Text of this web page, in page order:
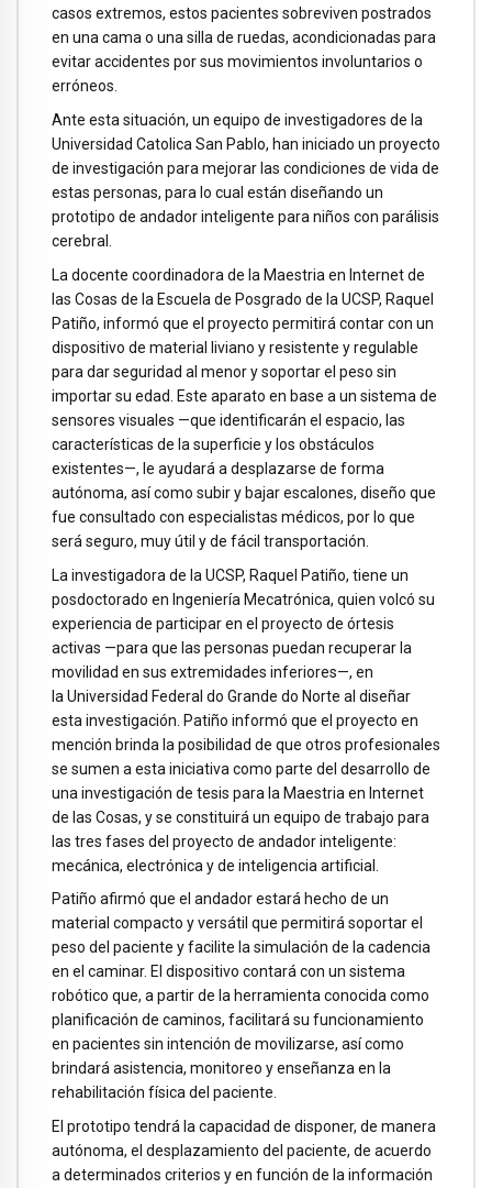
casos extremos, estos pacientes sobreviven postrados
en una cama o una silla de ruedas, acondicionadas para
evitar accidentes por sus movimientos involuntarios o
erróneos.
Ante esta situación, un equipo de investigadores de la
Universidad Catolica San Pablo, han iniciado un proyecto
de investigación para mejorar las condiciones de vida de
estas personas, para lo cual están diseñando un
prototipo de andador inteligente para niños con parálisis
cerebral.
La docente coordinadora de la Maestria en Internet de
las Cosas de la Escuela de Posgrado de la UCSP, Raquel
Patiño, informó que el proyecto permitirá contar con un
dispositivo de material liviano y resistente y regulable
para dar seguridad al menor y soportar el peso sin
importar su edad. Este aparato en base a un sistema de
sensores visuales —que identificarán el espacio, las
características de la superficie y los obstáculos
existentes—, le ayudará a desplazarse de forma
autónoma, así como subir y bajar escalones, diseño que
fue consultado con especialistas médicos, por lo que
será seguro, muy útil y de fácil transportación.
La investigadora de la UCSP, Raquel Patiño, tiene un
posdoctorado en Ingeniería Mecatrónica, quien volcó su
experiencia de participar en el proyecto de órtesis
activas —para que las personas puedan recuperar la
movilidad en sus extremidades inferiores—, en
la Universidad Federal do Grande do Norte al diseñar
esta investigación. Patiño informó que el proyecto en
mención brinda la posibilidad de que otros profesionales
se sumen a esta iniciativa como parte del desarrollo de
una investigación de tesis para la Maestria en Internet
de las Cosas, y se constituirá un equipo de trabajo para
las tres fases del proyecto de andador inteligente:
mecánica, electrónica y de inteligencia artificial.
Patiño afirmó que el andador estará hecho de un
material compacto y versátil que permitirá soportar el
peso del paciente y facilite la simulación de la cadencia
en el caminar. El dispositivo contará con un sistema
robótico que, a partir de la herramienta conocida como
planificación de caminos, facilitará su funcionamiento
en pacientes sin intención de movilizarse, así como
brindará asistencia, monitoreo y enseñanza en la
rehabilitación física del paciente.
El prototipo tendrá la capacidad de disponer, de manera
autónoma, el desplazamiento del paciente, de acuerdo
a determinados criterios y en función de la información